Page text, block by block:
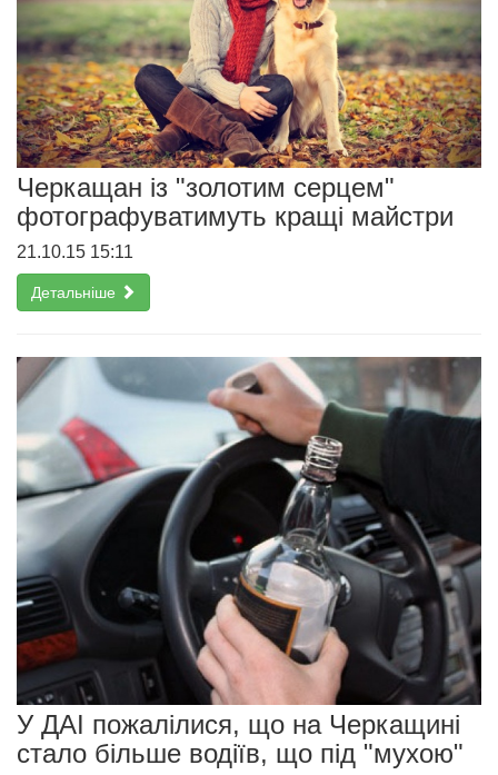
Черкащан із "золотим серцем"
фотографуватимуть кращі майстри
21.10.15 15:11
Детальніше
У ДАІ пожалілися, що на Черкащині
стало більше водіїв, що під "мухою"